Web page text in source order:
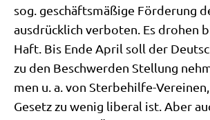
sog. geschäfts­mä­ßi­ge För­de­rung
aus­drück­lich ver­bo­ten. Es dro­hen
Haft. Bis Ende April soll der
zu den Beschwer­den Stel­lung
men u. a. von Ster­be­hil­fe-
Gesetz zu wenig libe­ral ist. Aber